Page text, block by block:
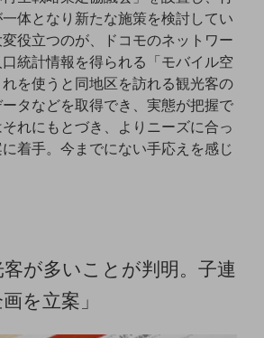
ト
例をご紹介します
イベント情報をご紹介します
体となり新たな施策を検討してい
役立つのが、ドコモのネットワー
統計情報を得られる「モバイル空
を使うと同地区を訪れる観光客の
タなどを取得でき、実態が把握で
れにもとづき、よりニーズに合っ
着手。今までにない手応えを感じ
客が多いことが判明。子連
を立案」